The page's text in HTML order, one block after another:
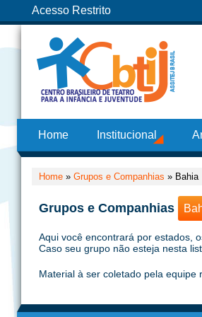
Acesso Restrito
Home Institucional
Home » Grupos e Companhias » Bahia
Grupos e Companhias
Aqui você encontrará por estados,
Caso seu grupo não esteja nesta
Material à ser coletado pela equipe